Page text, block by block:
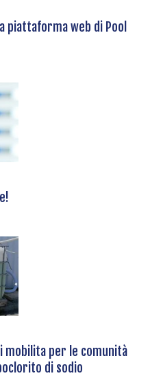
piattaforma web di Pool
mobilita per le comunità
di sodio